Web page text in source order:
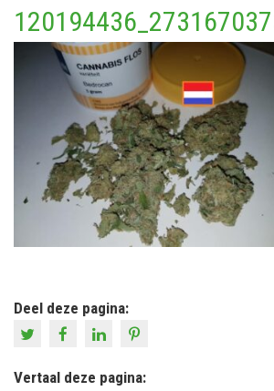
Deel deze pagina:
Vertaal deze pagina: